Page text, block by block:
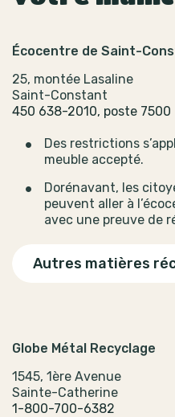
Écocentre de Saint-
25, montée Lasaline
Saint-Constant
450 638-2010, poste 7500
Des restrictions
meuble accepté.
Dorénavant, les
peuvent aller à
avec une preuve de
Autres matières
Globe Métal Recyclage
1545, 1ère Avenue
Sainte-Catherine
1-800-700-6382